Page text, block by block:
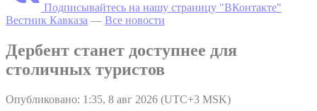
Подписывайтесь на нашу страницу "ВКонтакте"
Вестник Кавказа — Все новости
Дербент станет доступнее для
столичных туристов
Опубликовано: 1:35, 8 авг 2026 (UTC+3 MSK)